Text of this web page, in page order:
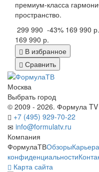
премиум-класса
пространство.
299 990 -43% 169 990 р.
169 990 р.
В избранное
Сравнить
Москва
Выбрать город
© 2009 - 2026. Формула TV
+7 (495) 929-70-22
info@formulatv.ru
Компания
ФормулаТВОбзорыКарьера
конфиденциальности
Карта сайта